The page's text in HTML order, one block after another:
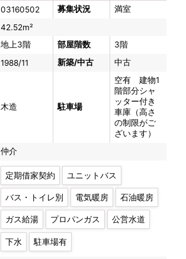
03160502 募集状況
満室
42.52m²
地上3階 部屋階数
3階
1988/11 新築/中古 中古
木造 駐車場
空有 建物1
階部分シャ
ッター付き
車庫（高さ
の制限がご
ざいます）
仲介
定期借家契約 ユニットバス
バス・トイレ別 電気暖房 石油暖房
ガス給湯 プロパンガス 公営水道
下水 駐車場有